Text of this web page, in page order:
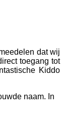
dat wij
toegang tot
Kiddo
naam. In